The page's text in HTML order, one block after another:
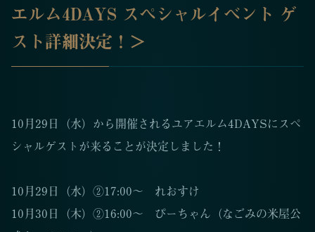
エルム4DAYS スペシャルイベント ゲ
スト詳細決定！＞
10月29日（水）から開催されるユアエルム4DAYSにスペ
シャルゲストが来ることが決定しました！
10月29日（水）②17:00〜 れおすけ
10月30日（木）②16:00〜 ぴーちゃん（なごみの米屋公